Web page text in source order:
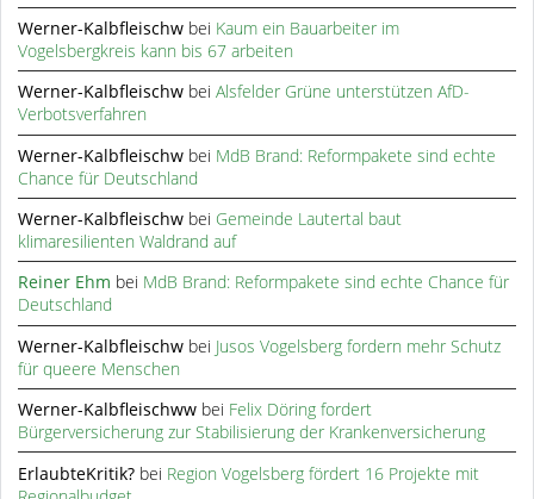
Werner-Kalbfleischw bei Kaum ein Bauarbeiter im
Vogelsbergkreis kann bis 67 arbeiten
Werner-Kalbfleischw beiAlsfelder Grüne unterstützen AfD-
Verbotsverfahren
Werner-Kalbfleischw bei MdB Brand: Reformpakete sind echte
Chance für Deutschland
Werner-Kalbfleischw bei Gemeinde Lautertal baut
klimaresilienten Waldrand auf
Reiner Ehm bei MdB Brand: Reformpakete sind echte Chance für
Deutschland
Werner-Kalbfleischw bei Jusos Vogelsberg fordern mehr Schutz
für queere Menschen
Werner-Kalbfleischww bei Felix Döring fordert
Bürgerversicherung zur Stabilisierung der Krankenversicherung
ErlaubteKritik? bei Region Vogelsberg fördert 16 Projekte mit